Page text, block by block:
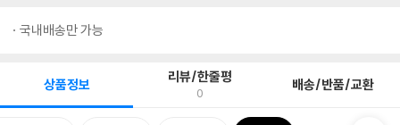
국내배송만 가능
상품정보 리뷰/한줄평
0 배송/반품/교환